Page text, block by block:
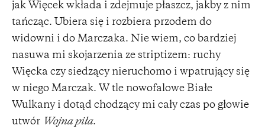
jak Więcek wkłada i zdejmuje płaszcz, jakby z nim
tańcząc. Ubiera się i rozbiera przodem do
widowni i do Marczaka. Nie wiem, co bardziej
nasuwa mi skojarzenia ze striptizem: ruchy
Więcka czy siedzący nieruchomo i wpatrujący się
w niego Marczak. W tle nowofalowe Białe
Wulkany i dotąd chodzący mi cały czas po głowie
utwór Wojna piła.